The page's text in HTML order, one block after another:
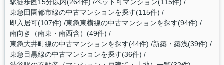
駅徒歩圏15分以内(264件) ペット可マンション(115件)
東急田園都市線の中古マンションを探す(115件)
即入居可(107件) 東急東横線の中古マンションを探す(94件)
南向き（南東・南西含）(49件)
東急大井町線の中古マンションを探す(44件) 新築・築浅(39件)
東急目黒線の中古マンションを探す(36件)